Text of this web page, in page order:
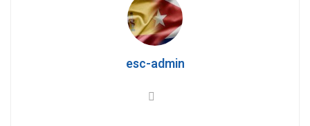
esc-admin